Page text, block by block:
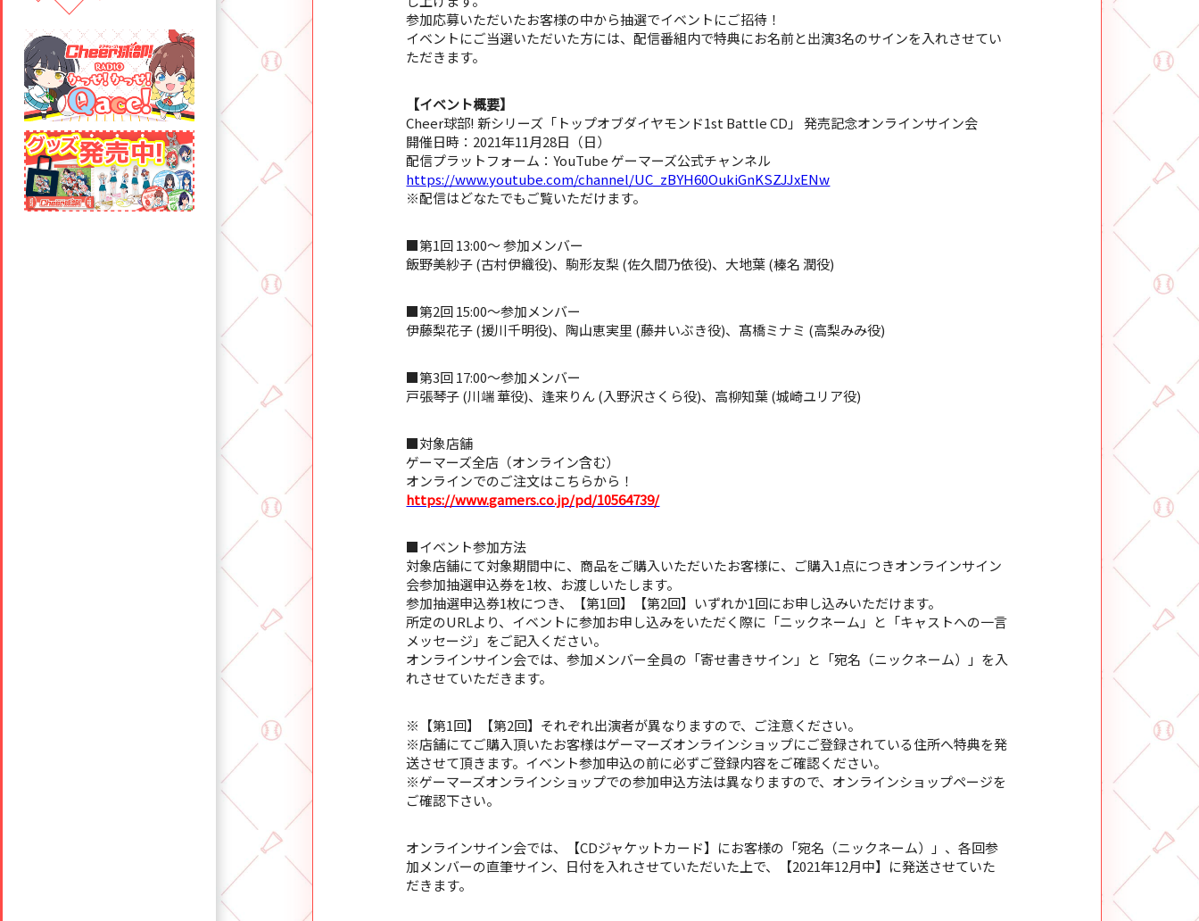
参加応募いただいたお客様の中から抽選でイベントにご招待！
イベントにご当選いただいた方には、配信番組内で特典にお名前と出演3名のサインを入れさせてい
ただきます。
【イベント概要】
Cheer球部! 新シリーズ「トップオブダイヤモンド1st Battle CD」 発売記念オンラインサイン会
開催日時：2021年11月28日（日）
配信プラットフォーム：YouTube ゲーマーズ公式チャンネル
https://www.youtube.com/channel/UC_zBYH60OukiGnKSZJJxENw
※配信はどなたでもご覧いただけます。
■第1回 13:00～ 参加メンバー
飯野美紗子 (古村伊織役)、駒形友梨 (佐久間乃依役)、大地葉 (榛名 潤役)
■第2回 15:00～参加メンバー
伊藤梨花子 (援川千明役)、陶山恵実里 (藤井いぶき役)、髙橋ミナミ (高梨みみ役)
■第3回 17:00～参加メンバー
戸張琴子 (川端 華役)、逢来りん (入野沢さくら役)、高柳知葉 (城崎ユリア役)
■対象店舗
ゲーマーズ全店（オンライン含む）
オンラインでのご注文はこちらから！
https://www.gamers.co.jp/pd/10564739/
■イベント参加方法
対象店舗にて対象期間中に、商品をご購入いただいたお客様に、ご購入1点につきオンラインサイン
会参加抽選申込券を1枚、お渡しいたします。
参加抽選申込券1枚につき、【第1回】【第2回】いずれか1回にお申し込みいただけます。
所定のURLより、イベントに参加お申し込みをいただく際に「ニックネーム」と「キャストへの一言
メッセージ」をご記入ください。
オンラインサイン会では、参加メンバー全員の「寄せ書きサイン」と「宛名（ニックネーム）」を入
れさせていただきます。
※【第1回】【第2回】それぞれ出演者が異なりますので、ご注意ください。
※店舗にてご購入頂いたお客様はゲーマーズオンラインショップにご登録されている住所へ特典を発
送させて頂きます。イベント参加申込の前に必ずご登録内容をご確認ください。
※ゲーマーズオンラインショップでの参加申込方法は異なりますので、オンラインショップページを
ご確認下さい。
オンラインサイン会では、【CDジャケットカード】にお客様の「宛名（ニックネーム）」、各回参
加メンバーの直筆サイン、日付を入れさせていただいた上で、【2021年12月中】に発送させていた
だきます。